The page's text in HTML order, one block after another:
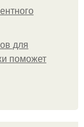
для
поможет